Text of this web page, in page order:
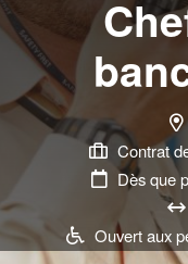
Contrat
Dès que
Ouvert aux